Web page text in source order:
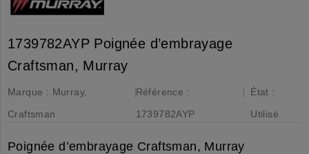
1739782AYP Poignée d’embrayage
Craftsman, Murray
Marque : Murray,
Craftsman
Référence :
1739782AYP
État :
Utilisé
Poignée d’embrayage Craftsman, Murray